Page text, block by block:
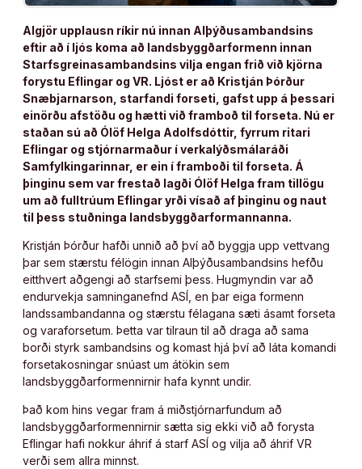
Algjör upplausn ríkir nú innan Alþýðusambandsins
eftir að í ljós koma að landsbyggðarformenn innan
Starfsgreinasambandsins vilja engan frið við kjörna
forystu Eflingar og VR. Ljóst er að Kristján Þórður
Snæbjarnarson, starfandi forseti, gafst upp á þessari
einörðu afstöðu og hætti við framboð til forseta. Nú er
staðan sú að Ólöf Helga Adolfsdóttir, fyrrum ritari
Eflingar og stjórnarmaður í verkalýðsmálaráði
Samfylkingarinnar, er ein í framboði til forseta. Á
þinginu sem var frestað lagði Ólöf Helga fram tillögu
um að fulltrúum Eflingar yrði vísað af þinginu og naut
til þess stuðninga landsbyggðarformannanna.
Kristján Þórður hafði unnið að því að byggja upp vettvang
þar sem stærstu félögin innan Alþýðusambandsins hefðu
eitthvert aðgengi að starfsemi þess. Hugmyndin var að
endurvekja samninganefnd ASÍ, en þar eiga formenn
landssambandanna og stærstu félagana sæti ásamt forseta
og varaforsetum. Þetta var tilraun til að draga að sama
borði styrk sambandsins og komast hjá því að láta komandi
forsetakosningar snúast um átökin sem
landsbyggðarformennirnir hafa kynnt undir.
Það kom hins vegar fram á miðstjórnarfundum að
landsbyggðarformennirnir sætta sig ekki við að forysta
Eflingar hafi nokkur áhrif á starf ASÍ og vilja að áhrif VR
verði sem allra minnst.